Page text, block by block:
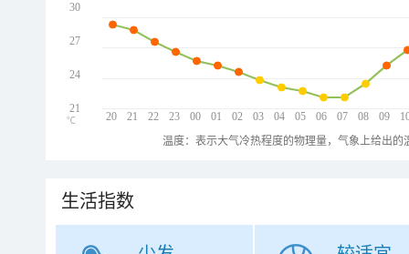
20 21 22 23 00 01 02 03 04 05 06 07 08 09
30
27
24
21
℃
温度：表示大气冷热程度的物理量，气象上给出
生活指数